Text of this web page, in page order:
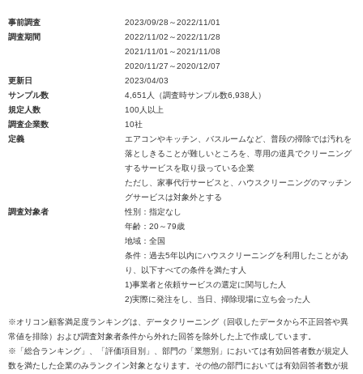
事前調査
2023/09/28～2022/11/01
調査期間
2022/11/02～2022/11/28
2021/11/01～2021/11/08
2020/11/27～2020/12/07
更新日
2023/04/03
サンプル数
4,651人（調査時サンプル数6,938人）
規定人数
100人以上
調査企業数
10社
定義
エアコンやキッチン、バスルームなど、普段の掃除では汚れを
落としきることが難しいところを、専用の道具でクリーニング
するサービスを取り扱っている企業
ただし、家事代行サービスと、ハウスクリーニングのマッチン
グサービスは対象外とする
調査対象者
性別：指定なし
年齢：20～79歳
地域：全国
条件：過去5年以内にハウスクリーニングを利用したことがあ
り、以下すべての条件を満たす人
1)事業者と依頼サービスの選定に関与した人
2)実際に発注をし、当日、掃除現場に立ち会った人
※オリコン顧客満足度ランキングは、データクリーニング（回収したデータから不正回答や異
常値を排除）および調査対象者条件から外れた回答を除外した上で作成しています。
※「総合ランキング」、「評価項目別」、部門の「業態別」においては有効回答者数が規定人
数を満たした企業のみランクイン対象となります。その他の部門においては有効回答者数が規